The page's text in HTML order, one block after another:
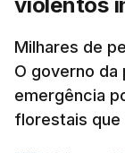
Milhares de
O governo
emergência
florestais